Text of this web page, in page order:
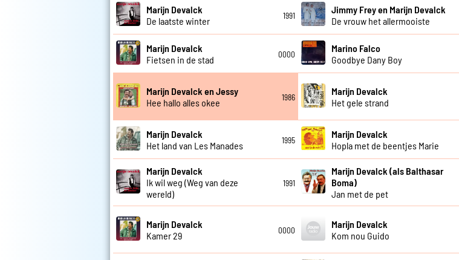
Marijn Devalck
De laatste winter
1991
Jimmy Frey en Marijn Devalck
De vrouw het allermooiste
Marijn Devalck
Fietsen in de stad
0000
Marino Falco
Goodbye Dany Boy
Marijn Devalck en Jessy
Hee hallo alles okee
1986
Marijn Devalck
Het gele strand
Marijn Devalck
Het land van Les Manades
1995
Marijn Devalck
Hopla met de beentjes Marie
Marijn Devalck
Ik wil weg (Weg van deze
wereld)
1991
Marijn Devalck (als Balthasar
Boma)
Jan met de pet
Marijn Devalck
Kamer 29
0000
Marijn Devalck
Kom nou Guido